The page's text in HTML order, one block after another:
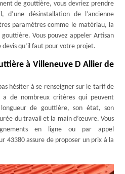
de gouttière, vous devriez prendre
d’une désinstallation de l’ancienne
paramètres comme le matériau, la
Vous pouvez appeler Artisan
qu’il faut pour votre projet.
à Villeneuve D Allier de
hésiter à se renseigner sur le tarif de
de nombreux critères qui peuvent
de gouttière, son état, son
du travail et la main d’œuvre. Vous
en ligne ou par appel
43380 assure de proposer un prix à la